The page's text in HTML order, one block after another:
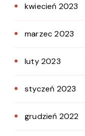
kwiecień 2023
marzec 2023
luty 2023
styczeń 2023
grudzień 2022